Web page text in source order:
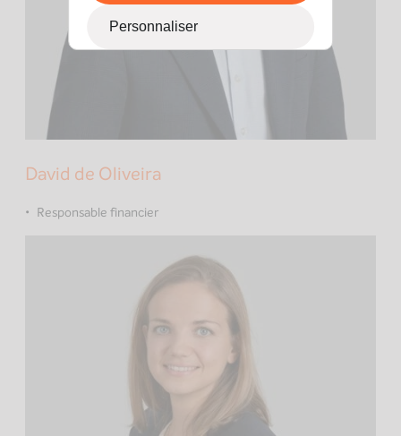
David de Oliveira
Responsable financier
Personnaliser